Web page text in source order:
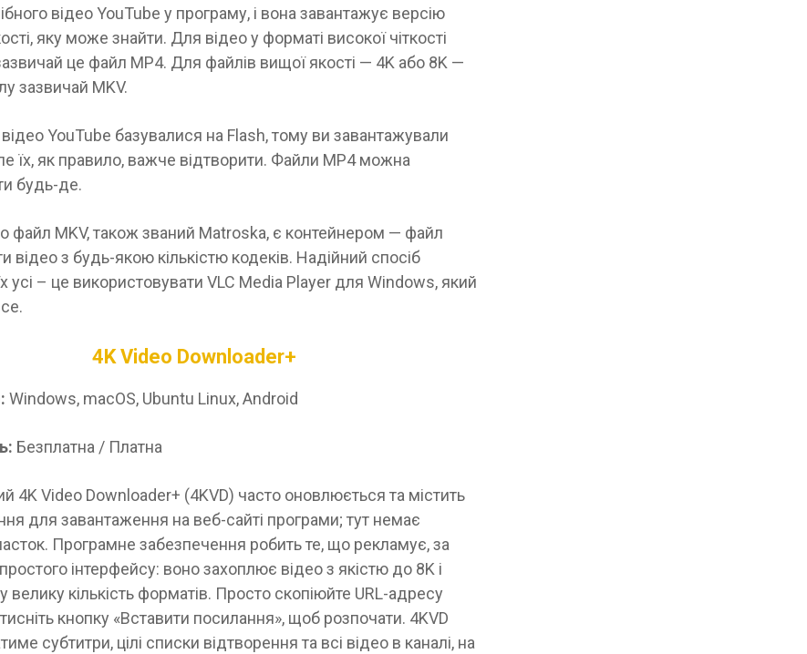
відео YouTube у програму, і вона завантажує версію
яку може знайти. Для відео у форматі високої чіткості
це файл MP4. Для файлів вищої якості — 4K або 8K —
зазвичай MKV.
YouTube базувалися на Flash, тому ви завантажували
їх, як правило, важче відтворити. Файли MP4 можна
будь-де.
файл MKV, також званий Matroska, є контейнером — файл
відео з будь-якою кількістю кодеків. Надійний спосіб
усі – це використовувати VLC Media Player для Windows, який
4K Video Downloader+
Windows, macOS, Ubuntu Linux, Android
Безплатна / Платна
4K Video Downloader+ (4KVD) часто оновлюється та містить
для завантаження на веб-сайті програми; тут немає
Програмне забезпечення робить те, що рекламує, за
інтерфейсу: воно захоплює відео з якістю до 8K і
велику кількість форматів. Просто скопіюйте URL-адресу
кнопку «Вставити посилання», щоб розпочати. 4KVD
субтитри, цілі списки відтворення та всі відео в каналі, на